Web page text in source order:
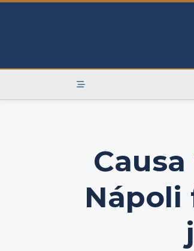
Skip
Nápoli